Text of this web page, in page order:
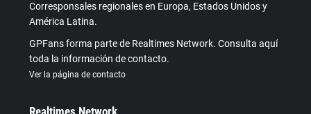
Corresponsales regionales en Europa, Estados Unidos y
América Latina.
GPFans forma parte de Realtimes Network. Consulta aquí
toda la información de contacto.
Ver la página de contacto